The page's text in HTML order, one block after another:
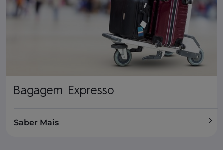
Bagagem Expresso
Saber Mais